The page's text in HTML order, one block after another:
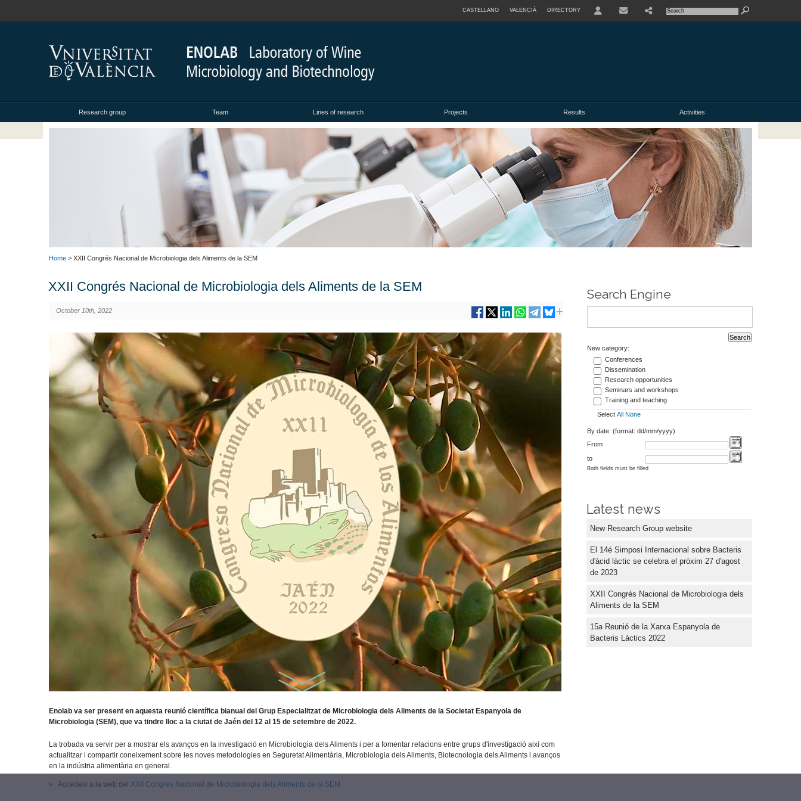
CASTELLANO VALENCIÀ DIRECTORY
Research group Team Lines of research Projects Results Activities
Home > XXII Congrés Nacional de Microbiologia dels Aliments de la SEM
XXII Congrés Nacional de Microbiologia dels Aliments de la SEM
October 10th, 2022
Enolab va ser present en aquesta reunió científica bianual del Grup Especialitzat de Microbiologia dels Aliments de la Societat Espanyola de
Microbiologia (SEM), que va tindre lloc a la ciutat de Jaén del 12 al 15 de setembre de 2022.
La trobada va servir per a mostrar els avanços en la investigació en Microbiologia dels Aliments i per a fomentar relacions entre grups d'investigació així com
actualitzar i compartir coneixement sobre les noves metodologies en Seguretat Alimentària, Microbiologia dels Aliments, Biotecnologia dels Aliments i avanços
en la indústria alimentària en general.
Accedeix a la web del XXII Congrés Nacional de Microbiologia dels Aliments de la SEM
Search Engine
New category:
Conferences
Dissemination
Research opportunities
Seminars and workshops
Training and teaching
Select All None
By date: (format: dd/mm/yyyy)
From
to
Both fields must be filled
Latest news
New Research Group website
El 14é Simposi Internacional sobre Bacteris
d'àcid làctic se celebra el pròxim 27 d'agost
de 2023
XXII Congrés Nacional de Microbiologia dels
Aliments de la SEM
15a Reunió de la Xarxa Espanyola de
Bacteris Làctics 2022